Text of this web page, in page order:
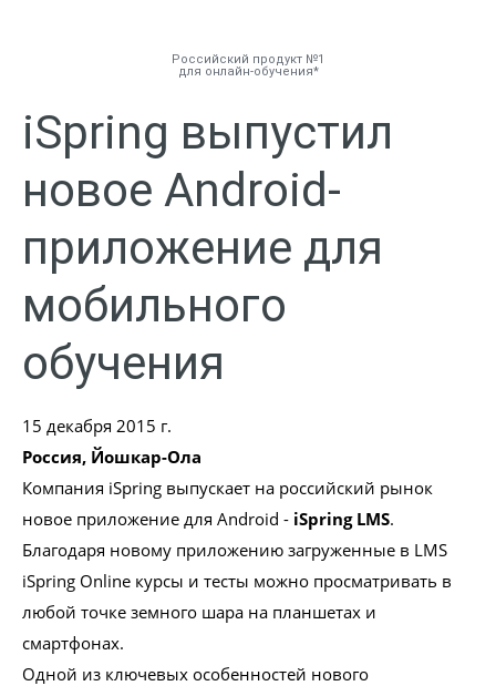
Российский продукт №1
для онлайн-обучения
Инструменты
Решения
Тарифы
Компания
База знаний
Задать вопрос
Мой Аккаунт
Проконсультироваться
iSpring выпустил
новое Android-
приложение для
мобильного
обучения
15 декабря 2015 г.
Россия, Йошкар-Ола
Компания iSpring выпускает на российский рынок
новое приложение для Android - iSpring LMS.
Благодаря новому приложению загруженные в LMS
iSpring Online курсы и тесты можно просматривать в
любой точке земного шара на планшетах и
смартфонах.
Одной из ключевых особенностей нового